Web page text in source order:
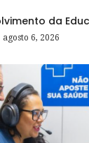
agosto 6, 2026